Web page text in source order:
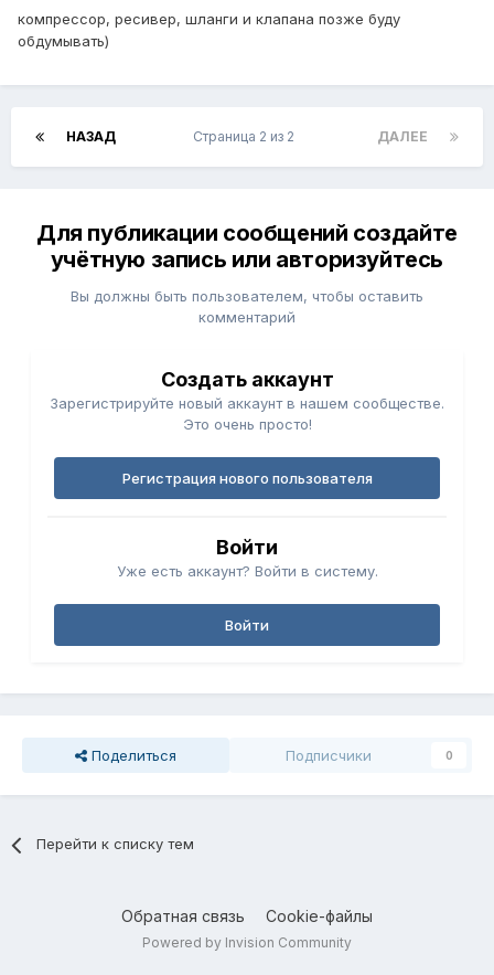
компрессор, ресивер, шланги и клапана позже буду
обдумывать)
НАЗАД ДАЛЕЕ
Страница 2 из 2
Для публикации сообщений создайте
учётную запись или авторизуйтесь
Вы должны быть пользователем, чтобы оставить
комментарий
Создать аккаунт
Зарегистрируйте новый аккаунт в нашем сообществе.
Это очень просто!
Регистрация нового пользователя
Войти
Уже есть аккаунт? Войти в систему.
Войти
Поделиться Подписчики 0
Перейти к списку тем
Обратная связь Cookie-файлы
Powered by Invision Community